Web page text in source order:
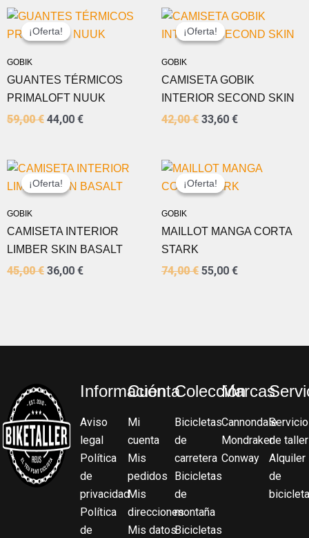
¡Oferta!
GOBIK
¡Oferta!
GUANTES TÉRMICOS
PRIMALOFT NUUK
59,00€
EL
PRECIO
ORIGINAL
44,00 €
EL
PRECIO
ACTUAL
¡Oferta!
GOBIK
¡Oferta!
CAMISETA GOBIK
INTERIOR SECOND SKIN
42,00€
EL
PRECIO
ORIGINAL
33,60 €
EL
PRECIO
ACTUAL
¡Oferta!
GOBIK
¡Oferta!
CAMISETA INTERIOR
LIMBER SKIN BASALT
45,00€
EL
PRECIO
ORIGINAL
36,00 €
EL
PRECIO
ACTUAL
¡Oferta!
GOBIK
¡Oferta!
MAILLOT MANGA CORTA
STARK
74,00€
EL
PRECIO
ORIGINAL
55,00 €
EL
PRECIO
ACTUAL
Información
Aviso
legal
Política
de
privacidad
Política
de
Cuenta
Mi
cuenta
Mis
pedidos
Mis
direcciones
Mis datos
Colección
Bicicletas
de
carretera
Bicicletas
de
montaña
Bicicletas
Marcas
Cannondale
Mondraker
Conway
Servicio
de taller
Alquiler
de